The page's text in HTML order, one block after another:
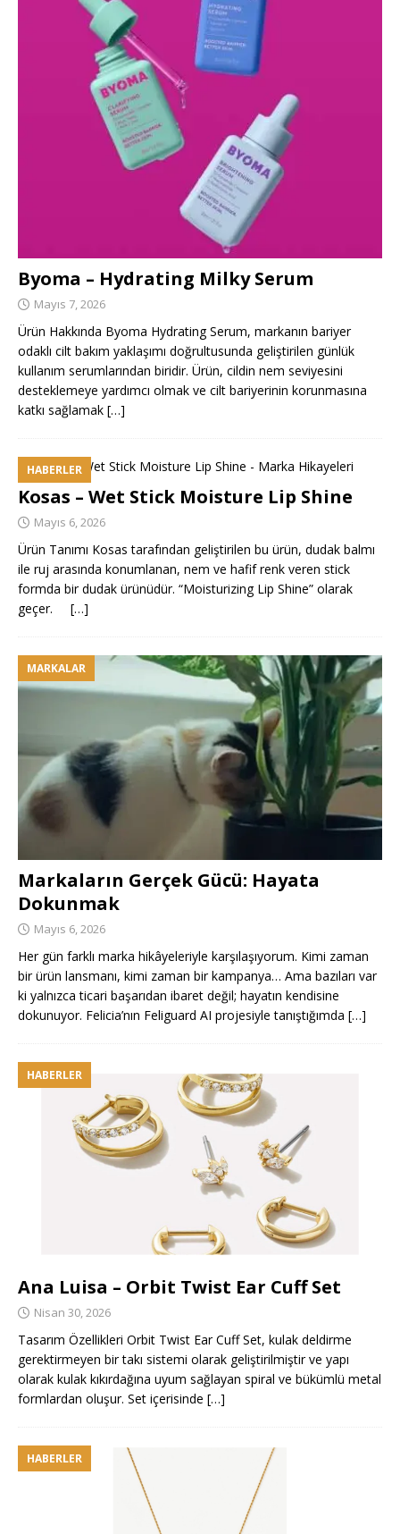
Byoma – Hydrating Milky Serum
Mayıs 7, 2026
Ürün Hakkında Byoma Hydrating Serum, markanın bariyer
odaklı cilt bakım yaklaşımı doğrultusunda geliştirilen günlük
kullanım serumlarından biridir. Ürün, cildin nem seviyesini
desteklemeye yardımcı olmak ve cilt bariyerinin korunmasına
katkı sağlamak […]
HABERLER
Kosas – Wet Stick Moisture Lip Shine
Mayıs 6, 2026
Ürün Tanımı Kosas tarafından geliştirilen bu ürün, dudak balmı
ile ruj arasında konumlanan, nem ve hafif renk veren stick
formda bir dudak ürünüdür. “Moisturizing Lip Shine” olarak
geçer. […]
MARKALAR
Markaların Gerçek Gücü: Hayata
Dokunmak
Mayıs 6, 2026
Her gün farklı marka hikâyeleriyle karşılaşıyorum. Kimi zaman
bir ürün lansmanı, kimi zaman bir kampanya… Ama bazıları var
ki yalnızca ticari başarıdan ibaret değil; hayatın kendisine
dokunuyor. Felicia’nın Feliguard AI projesiyle tanıştığımda […]
HABERLER
Ana Luisa – Orbit Twist Ear Cuff Set
Nisan 30, 2026
Tasarım Özellikleri Orbit Twist Ear Cuff Set, kulak deldirme
gerektirmeyen bir takı sistemi olarak geliştirilmiştir ve yapı
olarak kulak kıkırdağına uyum sağlayan spiral ve bükümlü metal
formlardan oluşur. Set içerisinde […]
HABERLER